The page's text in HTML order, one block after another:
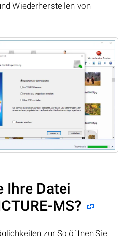
Wiederherstellen von
Ihre Datei
MS?
zur So öffnen Sie